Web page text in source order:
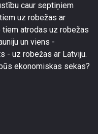
caur septiņiem
uz robežas ar
tiem atrodas uz robežas
un viens -
- uz robežas ar Latviju.
ekonomiskas sekas?